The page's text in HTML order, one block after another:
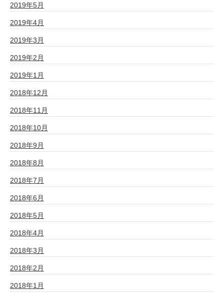
2019年5月
2019年4月
2019年3月
2019年2月
2019年1月
2018年12月
2018年11月
2018年10月
2018年9月
2018年8月
2018年7月
2018年6月
2018年5月
2018年4月
2018年3月
2018年2月
2018年1月